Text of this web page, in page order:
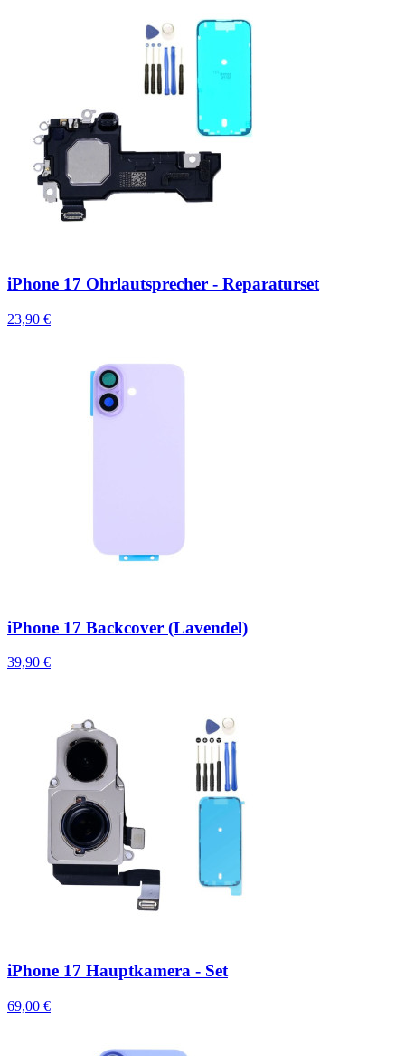
iPhone 17 Ohrlautsprecher - Reparaturset
23,90 €
iPhone 17 Backcover (Lavendel)
39,90 €
iPhone 17 Hauptkamera - Set
69,00 €